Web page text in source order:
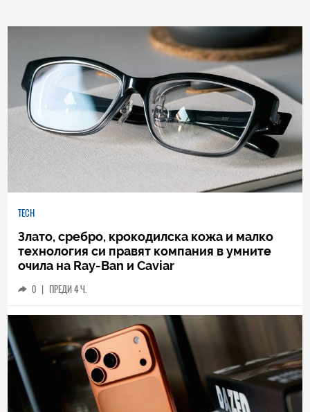
TECH
Злато, сребро, крокодилска кожа и малко
технология си правят компания в умните
очила на Ray-Ban и Caviar
0 | ПРЕДИ 4 Ч.